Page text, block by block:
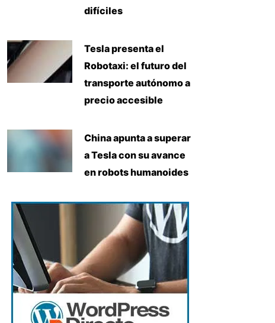
difíciles
Tesla presenta el
Robotaxi: el futuro del
transporte autónomo a
precio accesible
China apunta a superar
a Tesla con su avance
en robots humanoides